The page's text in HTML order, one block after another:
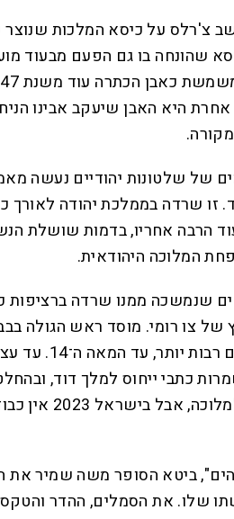
צ'רלס על כיסא המלכות
1296, כיסא שהונחה בו גם הפעם
אחרת היא האבן שיעקב אבינו
.
של שלטונות יהודיים נעשה
זו שרדה בממלכת יהודה לאורך
הרבה אחריו, בדמות שושלת
המלוכה היהודאית.
של צו רומי. מוסד ראש
דוד לאורך שנים
כתבי ייחוס למלך דוד,
פוטנציאליים
הים", ביטא הסופר משה שמיר את
שלו. את הסמלים, ההדר